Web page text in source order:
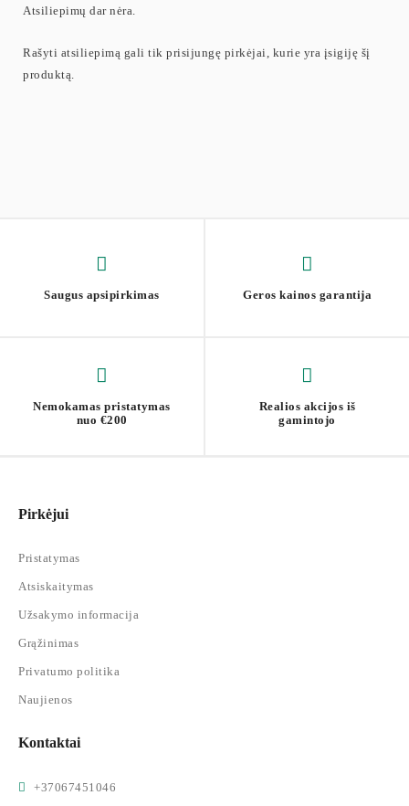
Atsiliepimų dar nėra.
Rašyti atsiliepimą gali tik prisijungę pirkėjai, kurie yra įsigiję šį
produktą.
Saugus apsipirkimas Geros kainos garantija
Nemokamas pristatymas
nuo €200
Realios akcijos iš
gamintojo
Pirkėjui
Pristatymas
Atsiskaitymas
Užsakymo informacija
Grąžinimas
Privatumo politika
Naujienos
Kontaktai
+37067451046